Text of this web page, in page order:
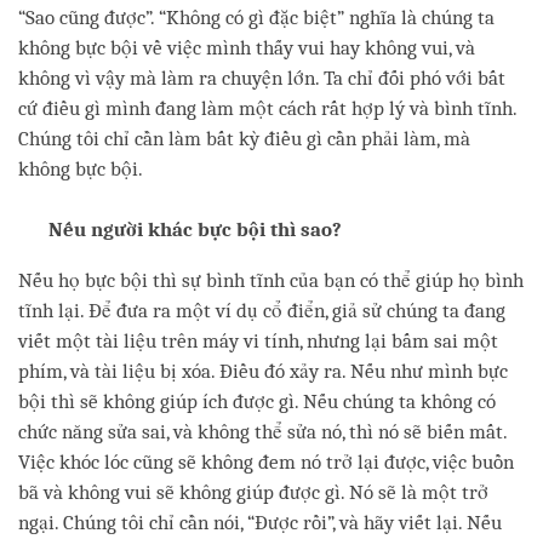
“Sao cũng được”. “Không có gì đặc biệt” nghĩa là chúng ta
không bực bội về việc mình thấy vui hay không vui, và
không vì vậy mà làm ra chuyện lớn. Ta chỉ đối phó với bất
cứ điều gì mình đang làm một cách rất hợp lý và bình tĩnh.
Chúng tôi chỉ cần làm bất kỳ điều gì cần phải làm, mà
không bực bội.
Nếu người khác bực bội thì sao?
Nếu họ bực bội thì sự bình tĩnh của bạn có thể giúp họ bình
tĩnh lại. Để đưa ra một ví dụ cổ điển, giả sử chúng ta đang
viết một tài liệu trên máy vi tính, nhưng lại bấm sai một
phím, và tài liệu bị xóa. Điều đó xảy ra. Nếu như mình bực
bội thì sẽ không giúp ích được gì. Nếu chúng ta không có
chức năng sửa sai, và không thể sửa nó, thì nó sẽ biến mất.
Việc khóc lóc cũng sẽ không đem nó trở lại được, việc buồn
bã và không vui sẽ không giúp được gì. Nó sẽ là một trở
ngại. Chúng tôi chỉ cần nói, “Được rồi”, và hãy viết lại. Nếu